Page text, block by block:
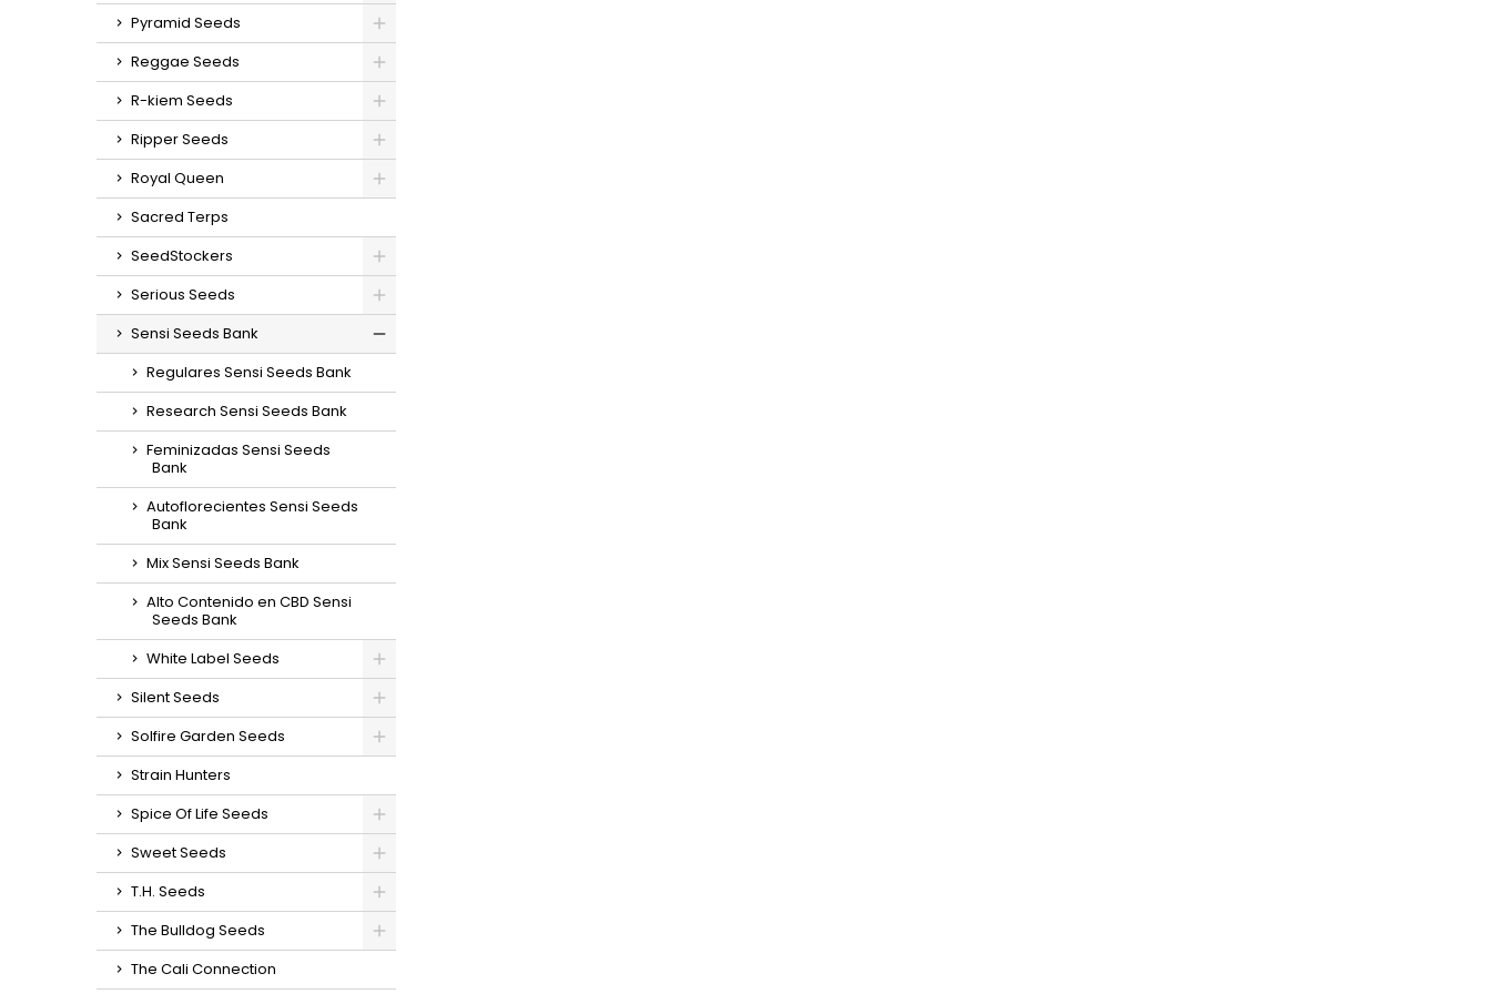
Pyramid Seeds
Reggae Seeds
R-kiem Seeds
Ripper Seeds
Royal Queen
Sacred Terps
SeedStockers
Serious Seeds
Sensi Seeds Bank
Regulares Sensi Seeds Bank
Research Sensi Seeds Bank
Feminizadas Sensi Seeds
Bank
Autoflorecientes Sensi Seeds
Bank
Mix Sensi Seeds Bank
Alto Contenido en CBD Sensi
Seeds Bank
White Label Seeds
Silent Seeds
Solfire Garden Seeds
Strain Hunters
Spice Of Life Seeds
Sweet Seeds
T.H. Seeds
The Bulldog Seeds
The Cali Connection